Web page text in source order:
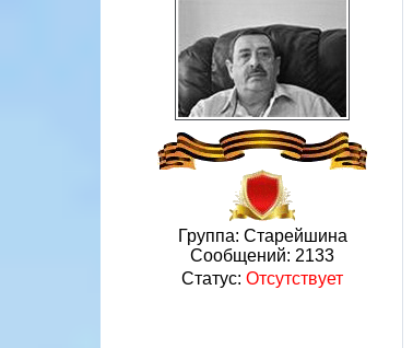
Группа: Старейшина
Сообщений: 2133
Статус: Отсутствует